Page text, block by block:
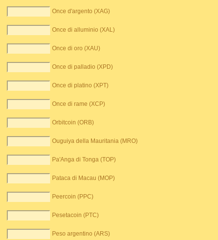
Once d'argento (XAG)
Once di alluminio (XAL)
Once di oro (XAU)
Once di palladio (XPD)
Once di platino (XPT)
Once di rame (XCP)
Orbitcoin (ORB)
Ouguiya della Mauritania (MRO)
Pa'Anga di Tonga (TOP)
Pataca di Macau (MOP)
Peercoin (PPC)
Pesetacoin (PTC)
Peso argentino (ARS)